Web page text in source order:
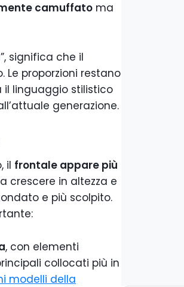
camuffato ma
significa che il
proporzioni restano
il linguaggio stilistico
generazione.
il frontale appare più
crescere in altezza e
e più scolpito.
, con elementi
collocati più in
modelli della